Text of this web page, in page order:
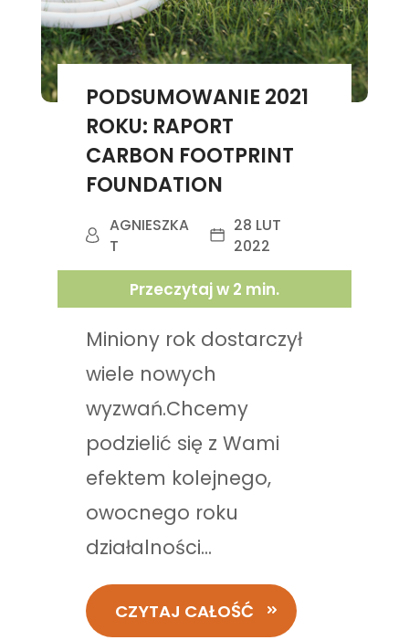
PODSUMOWANIE 2021
ROKU: RAPORT
CARBON FOOTPRINT
FOUNDATION
AGNIESZKA
T
28 LUT
2022
Przeczytaj w 2 min.
Miniony rok dostarczył
wiele nowych
wyzwań.Chcemy
podzielić się z Wami
efektem kolejnego,
owocnego roku
działalności...
CZYTAJ CAŁOŚĆ